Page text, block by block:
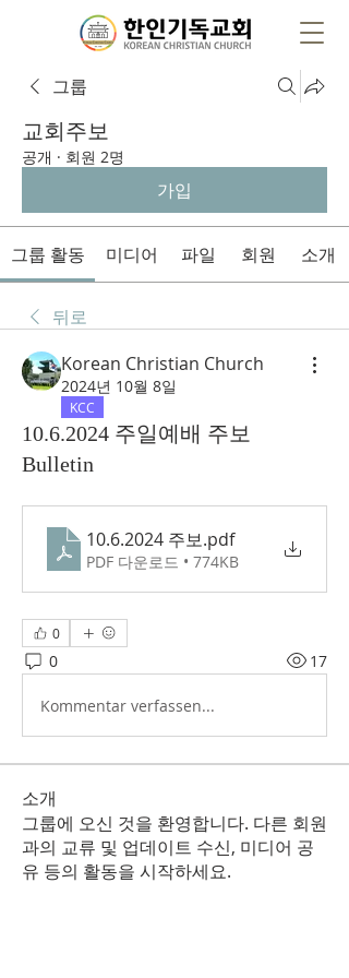
그룹
교회주보
공개 · 회원 2명
가입
그룹 활동 미디어 파일 회원 소개
뒤로
Korean Christian Church
2024년 10월 8일
KCC
10.6.2024 주일예배 주보
Bulletin
10.6.2024 주보.pdf
PDF 다운로드 • 774KB
0
0 17
Kommentar verfassen...
소개
그룹에 오신 것을 환영합니다. 다른 회원
과의 교류 및 업데이트 수신, 미디어 공
유 등의 활동을 시작하세요.